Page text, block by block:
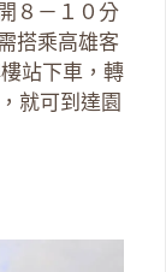
８－１０分
搭乘高雄客
站下車，轉
就可到達園